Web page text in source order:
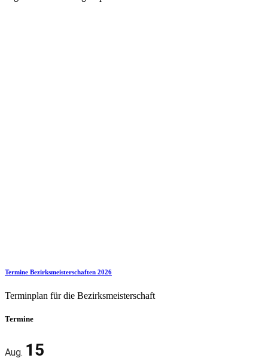
Termine Bezirksmeisterschaften 2026
Terminplan für die Bezirksmeisterschaft
Termine
Aug. 15